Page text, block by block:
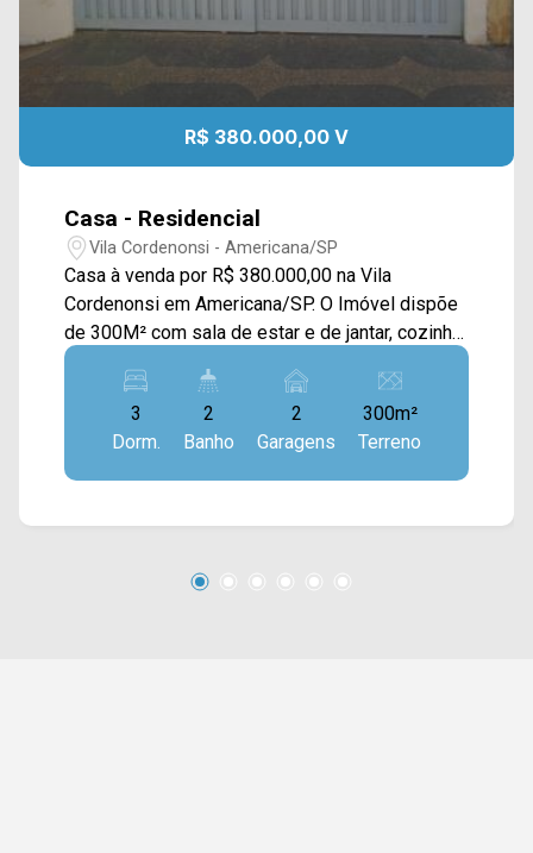
R$ 380.000,00 V
Casa - Residencial
Vila Cordenonsi - Americana/SP
Casa à venda por R$ 380.000,00 na Vila
Cordenonsi em Americana/SP. O Imóvel dispõe
de 300M² com sala de estar e de jantar, cozinha
e área de serviço. > 03 dormitórios; > 02
banheiros sociais; > 02 vagas de garagem.
Localizado em Americana, o imóvel contém uma
área com diversos comércios em volta, como
supermercados, farmácias, bancos,
outros. Entre em contato com a nossa equipe de
Telefone Arbix: (19) 3475-4546 ARBIX IMÓVEIS
3
Dorm.
2
Banho
2
Garagens
300m²
Terreno